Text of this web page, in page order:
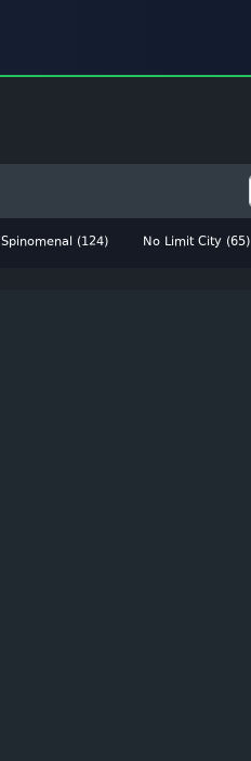
Spinomenal (124) No Limit City (65)